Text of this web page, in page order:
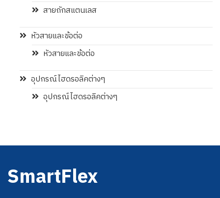
สายถักสแตนเลส
หัวสายและข้อต่อ
หัวสายและข้อต่อ
อุปกรณ์ไฮดรอลิคต่างๆ
อุปกรณ์ไฮดรอลิคต่างๆ
SmartFlex